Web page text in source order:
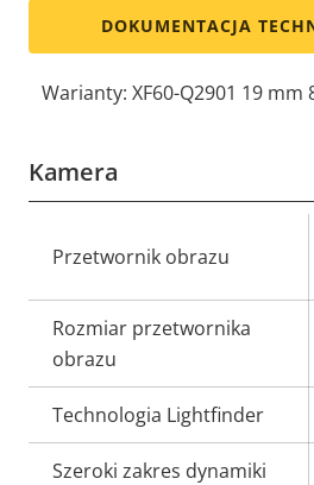
DOKUMENTACJA
Warianty: XF60-Q2901 19 mm
Kamera
nieruchomości
Przetwornik obrazu
Rozmiar przetwornika
obrazu
Technologia Lightfinder
Szeroki zakres dynamiki